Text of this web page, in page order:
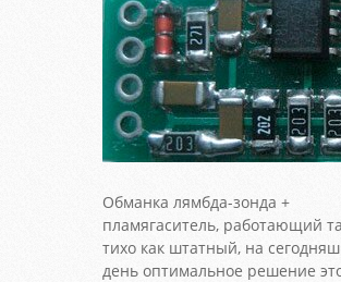
Обманка лямбда-зонда +
пламягаситель, работающий
тихо как штатный, на
день оптимальное решение